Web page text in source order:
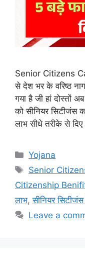
Senior Citizens
से देश भर के वरिष्ठ
गया है जी हां दोस्तों
को सीनियर सिटीजंस
लाभ सीधे तरीके से
Categories
Yojana
Tags
Senior
Citizenship
लाभ,सीनियर
Leave a